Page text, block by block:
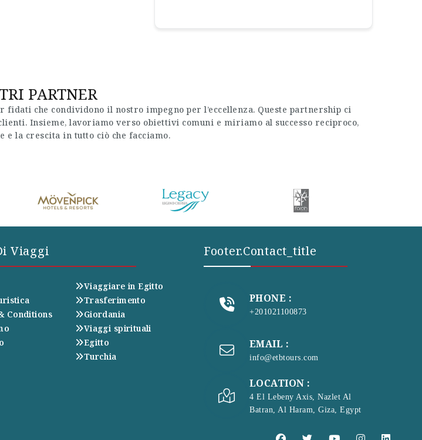
PARTNER
che condividono il nostro impegno per l’eccellenza. Queste partnership ci
Insieme, lavoriamo verso obiettivi comuni e miriamo al successo reciproco,
e la crescita in tutto ciò che facciamo.
Viaggi
Conditions
Viaggiare in Egitto
Trasferimento
Giordania
Viaggi spirituali
Egitto
Turchia
Footer.contact_title
PHONE :
+201021100873
EMAIL :
info@etbtours.com
LOCATION :
4 El Lebeny Axis, Nazlet Al
Batran, Al Haram, Giza, Egypt